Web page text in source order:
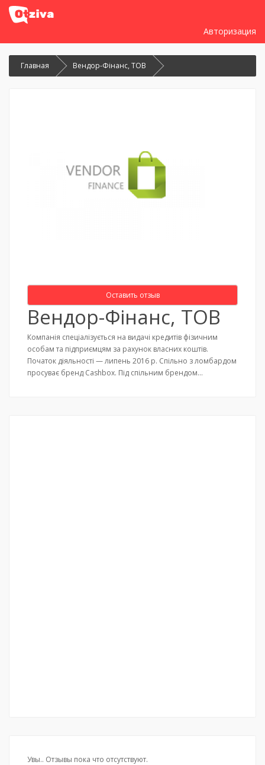
Авторизация
Главная Вендор-Фінанс, ТОВ
Оставить отзыв
Вендор-Фінанс, ТОВ
Компанія спеціалізується на видачі кредитів фізичним
особам та підприємцям за рахунок власних коштів.
Початок діяльності — липень 2016 р. Спільно з ломбардом
просуває бренд Cashbox. Під спільним брендом…
Увы.. Отзывы пока что отсутствуют.